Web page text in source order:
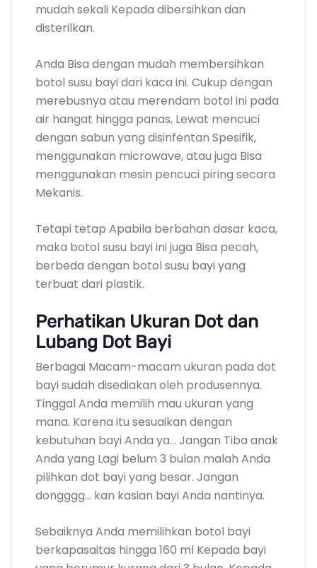
mudah sekali Kepada dibersihkan dan
disterilkan.
Anda Bisa dengan mudah membersihkan
botol susu bayi dari kaca ini. Cukup dengan
merebusnya atau merendam botol ini pada
air hangat hingga panas, Lewat mencuci
dengan sabun yang disinfentan Spesifik,
menggunakan microwave, atau juga Bisa
menggunakan mesin pencuci piring secara
Mekanis.
Tetapi tetap Apabila berbahan dasar kaca,
maka botol susu bayi ini juga Bisa pecah,
berbeda dengan botol susu bayi yang
terbuat dari plastik.
Perhatikan Ukuran Dot dan
Lubang Dot Bayi
Berbagai Macam-macam ukuran pada dot
bayi sudah disediakan oleh produsennya.
Tinggal Anda memilih mau ukuran yang
mana. Karena itu sesuaikan dengan
kebutuhan bayi Anda ya… Jangan Tiba anak
Anda yang Lagi belum 3 bulan malah Anda
pilihkan dot bayi yang besar. Jangan
dongggg… kan kasian bayi Anda nantinya.
Sebaiknya Anda memilihkan botol bayi
berkapasaitas hingga 160 ml Kepada bayi